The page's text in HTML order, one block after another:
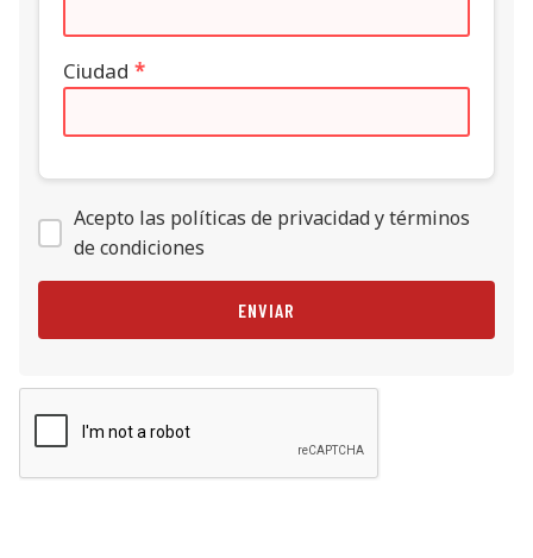
Ciudad *
Acepto las políticas de privacidad y términos
de condiciones
ENVIAR